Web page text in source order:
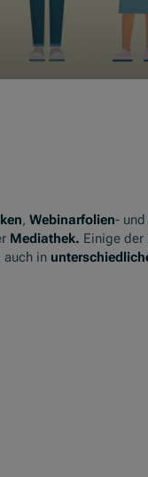
, Webinarfolien-
Mediathek. Einige der
auch in